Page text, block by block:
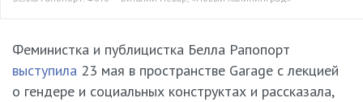
Феминистка и публицистка Белла Рапопорт
выступила 23 мая в пространстве Garage с лекцией
о гендере и социальных конструктах и рассказала,